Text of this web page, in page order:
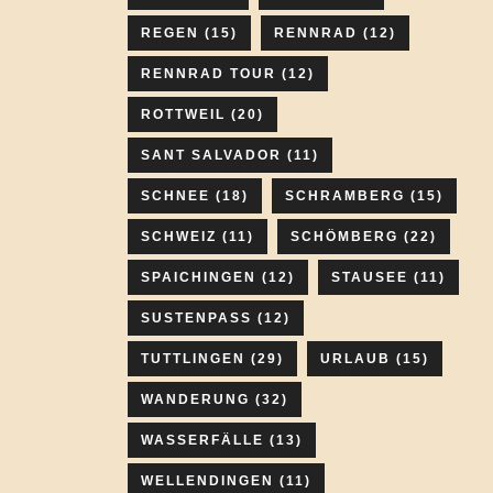
REGEN (15) RENNRAD (12)
RENNRAD TOUR (12)
ROTTWEIL (20)
SANT SALVADOR (11)
SCHNEE (18) SCHRAMBERG (15)
SCHWEIZ (11) SCHÖMBERG (22)
SPAICHINGEN (12) STAUSEE (11)
SUSTENPASS (12)
TUTTLINGEN (29) URLAUB (15)
WANDERUNG (32)
WASSERFÄLLE (13)
WELLENDINGEN (11)